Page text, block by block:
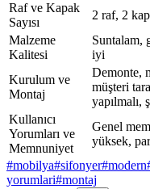
Raf ve Kapak
Sayısı
2 raf, 2
Malzeme
Kalitesi
Suntalam,
iyi
Kurulum ve
Montaj
Demonte,
müşteri
yapılmalı,
Kullanıcı
Yorumları ve
Memnuniyet
Genel
yüksek,
#mobilya#sifonyer#modern
yorumlari#montaj